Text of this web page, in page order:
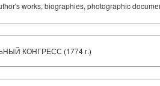
works, biographies, photographic
КОНГРЕСС (1774 г.)